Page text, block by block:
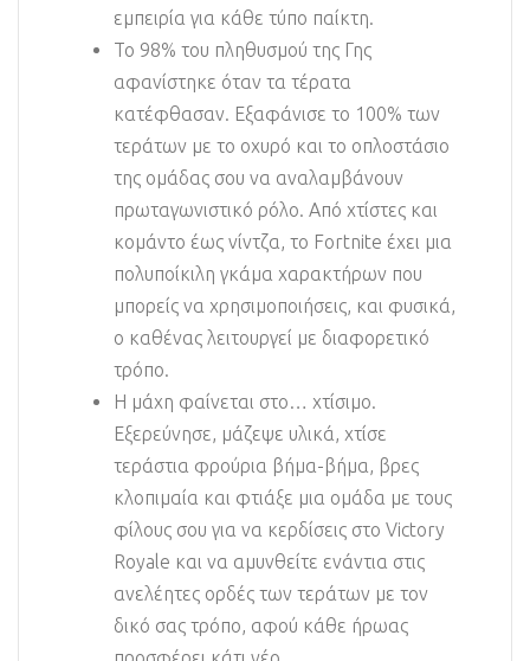
εμπειρία για κάθε τύπο παίκτη.
Το 98% του πληθυσμού της Γης
αφανίστηκε όταν τα τέρατα
κατέφθασαν. Εξαφάνισε το 100% των
τεράτων με το οχυρό και το οπλοστάσιο
της ομάδας σου να αναλαμβάνουν
πρωταγωνιστικό ρόλο. Από χτίστες και
κομάντο έως νίντζα, το Fortnite έχει μια
πολυποίκιλη γκάμα χαρακτήρων που
μπορείς να χρησιμοποιήσεις, και φυσικά,
ο καθένας λειτουργεί με διαφορετικό
τρόπο.
Η μάχη φαίνεται στο… χτίσιμο.
Εξερεύνησε, μάζεψε υλικά, χτίσε
τεράστια φρούρια βήμα-βήμα, βρες
κλοπιμαία και φτιάξε μια ομάδα με τους
φίλους σου για να κερδίσεις στο Victory
Royale και να αμυνθείτε ενάντια στις
ανελέητες ορδές των τεράτων με τον
δικό σας τρόπο, αφού κάθε ήρωας